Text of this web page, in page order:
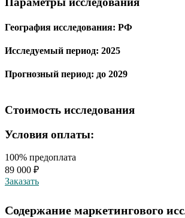
География исследования: РФ
Исследуемый период: 2025
Прогнозный период: до 2029
Стоимость исследования
Условия оплаты:
100% предоплата
89 000 ₽
Заказать
Содержание маркетингового